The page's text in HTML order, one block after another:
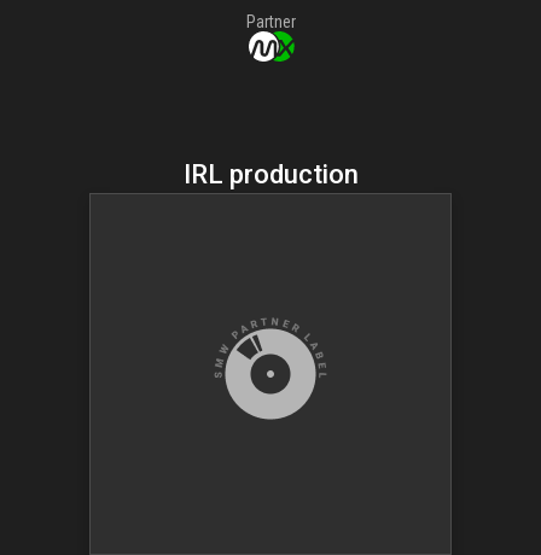
Partner
IRL production